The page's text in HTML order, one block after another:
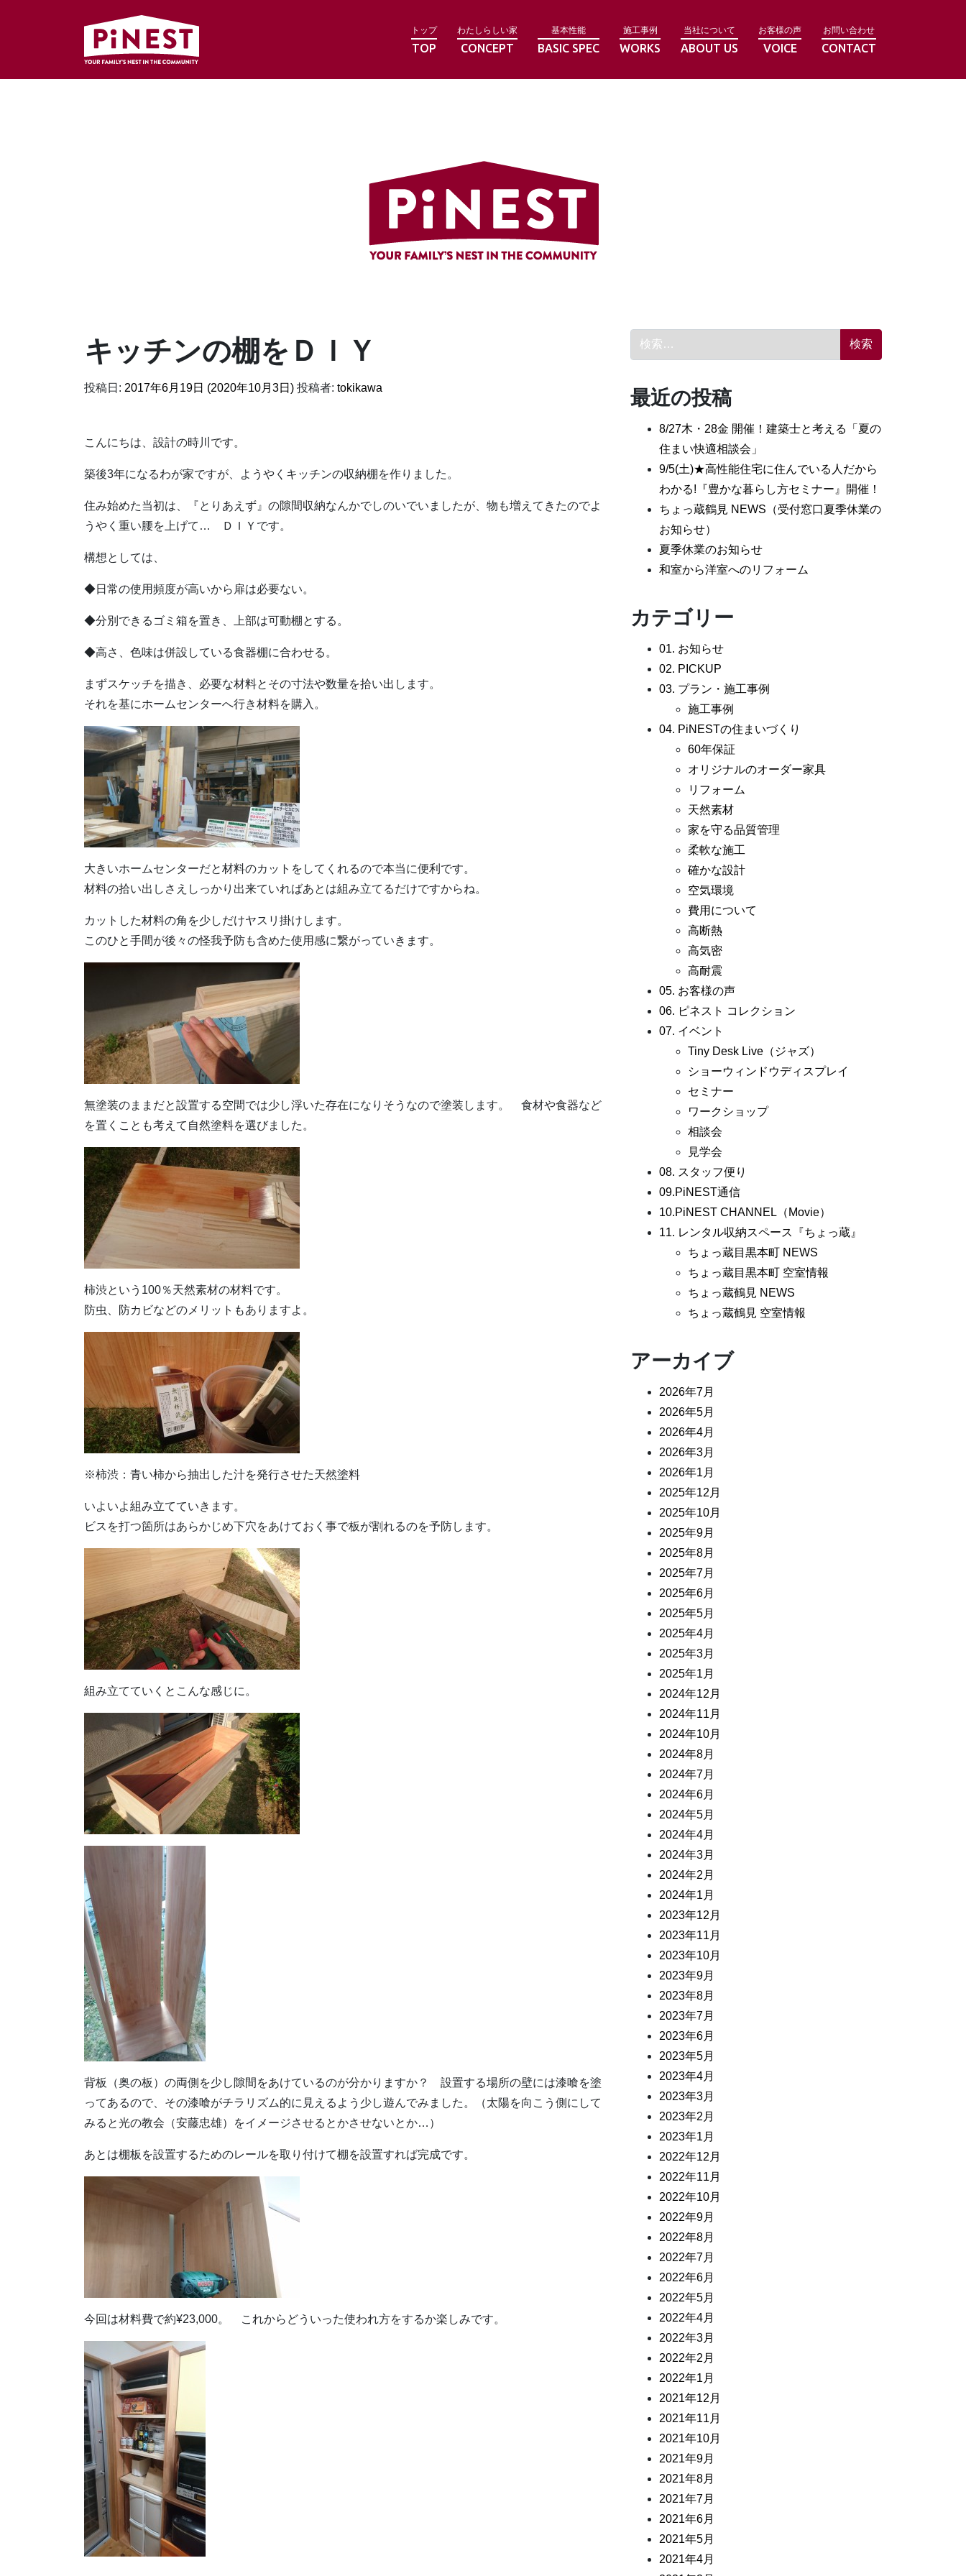
トップ
TOP
わたしらしい家
CONCEPT
基本性能
BASIC SPEC
施工事例
WORKS
当社について
ABOUT US
お客様の声
VOICE
お問い合わせ
CONTACT
キッチンの棚をＤＩＹ
投稿日: 2017年6月19日 (2020年10月3日) 投稿者: tokikawa
こんにちは、設計の時川です。
築後3年になるわが家ですが、ようやくキッチンの収納棚を作りました。
住み始めた当初は、『とりあえず』の隙間収納なんかでしのいでいましたが、物も増えてきたのでよ
うやく重い腰を上げて… ＤＩＹです。
構想としては、
◆日常の使用頻度が高いから扉は必要ない。
◆分別できるゴミ箱を置き、上部は可動棚とする。
◆高さ、色味は併設している食器棚に合わせる。
まずスケッチを描き、必要な材料とその寸法や数量を拾い出します。
それを基にホームセンターへ行き材料を購入。
大きいホームセンターだと材料のカットをしてくれるので本当に便利です。
材料の拾い出しさえしっかり出来ていればあとは組み立てるだけですからね。
カットした材料の角を少しだけヤスリ掛けします。
このひと手間が後々の怪我予防も含めた使用感に繋がっていきます。
無塗装のままだと設置する空間では少し浮いた存在になりそうなので塗装します。 食材や食器など
を置くことも考えて自然塗料を選びました。
柿渋という100％天然素材の材料です。
防虫、防カビなどのメリットもありますよ。
※柿渋：青い柿から抽出した汁を発行させた天然塗料
いよいよ組み立てていきます。
ビスを打つ箇所はあらかじめ下穴をあけておく事で板が割れるのを予防します。
組み立てていくとこんな感じに。
背板（奥の板）の両側を少し隙間をあけているのが分かりますか？ 設置する場所の壁には漆喰を塗
ってあるので、その漆喰がチラリズム的に見えるよう少し遊んでみました。（太陽を向こう側にして
みると光の教会（安藤忠雄）をイメージさせるとかさせないとか…）
あとは棚板を設置するためのレールを取り付けて棚を設置すれば完成です。
今回は材料費で約¥23,000。 これからどういった使われ方をするか楽しみです。
検索:
最近の投稿
8/27木・28金 開催！建築士と考える「夏の
住まい快適相談会」
9/5(土)★高性能住宅に住んでいる人だから
わかる!『豊かな暮らし方セミナー』開催！
ちょっ蔵鶴見 NEWS（受付窓口夏季休業の
お知らせ）
夏季休業のお知らせ
和室から洋室へのリフォーム
カテゴリー
01. お知らせ
02. PICKUP
03. プラン・施工事例
施工事例
04. PiNESTの住まいづくり
60年保証
オリジナルのオーダー家具
リフォーム
天然素材
家を守る品質管理
柔軟な施工
確かな設計
空気環境
費用について
高断熱
高気密
高耐震
05. お客様の声
06. ピネスト コレクション
07. イベント
Tiny Desk Live（ジャズ）
ショーウィンドウディスプレイ
セミナー
ワークショップ
相談会
見学会
08. スタッフ便り
09.PiNEST通信
10.PiNEST CHANNEL（Movie）
11. レンタル収納スペース『ちょっ蔵』
ちょっ蔵目黒本町 NEWS
ちょっ蔵目黒本町 空室情報
ちょっ蔵鶴見 NEWS
ちょっ蔵鶴見 空室情報
アーカイブ
2026年7月
2026年5月
2026年4月
2026年3月
2026年1月
2025年12月
2025年10月
2025年9月
2025年8月
2025年7月
2025年6月
2025年5月
2025年4月
2025年3月
2025年1月
2024年12月
2024年11月
2024年10月
2024年8月
2024年7月
2024年6月
2024年5月
2024年4月
2024年3月
2024年2月
2024年1月
2023年12月
2023年11月
2023年10月
2023年9月
2023年8月
2023年7月
2023年6月
2023年5月
2023年4月
2023年3月
2023年2月
2023年1月
2022年12月
2022年11月
2022年10月
2022年9月
2022年8月
2022年7月
2022年6月
2022年5月
2022年4月
2022年3月
2022年2月
2022年1月
2021年12月
2021年11月
2021年10月
2021年9月
2021年8月
2021年7月
2021年6月
2021年5月
2021年4月